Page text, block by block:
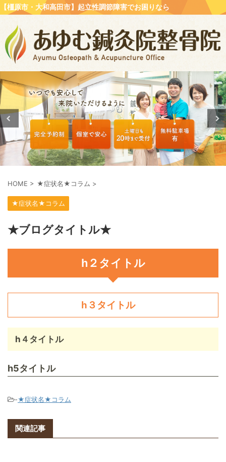
【橿原市・大和高田市】起立性調節障害でお困りなら
HOME > ★症状名★コラム >
★症状名★コラム
★ブログタイトル★
h２タイトル
h３タイトル
h４タイトル
h5タイトル
-★症状名★コラム
関連記事